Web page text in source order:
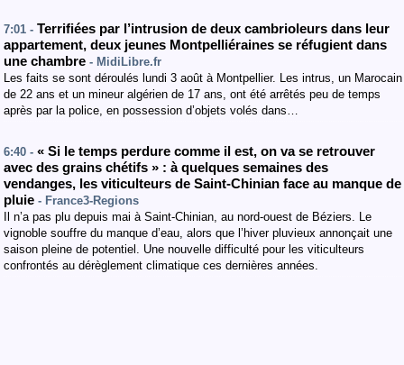
7:01 - Terrifiées par l’intrusion de deux cambrioleurs dans leur
appartement, deux jeunes Montpelliéraines se réfugient dans
une chambre - MidiLibre.fr
Les faits se sont déroulés lundi 3 août à Montpellier. Les intrus, un Marocain
de 22 ans et un mineur algérien de 17 ans, ont été arrêtés peu de temps
après par la police, en possession d’objets volés dans…
6:40 - « Si le temps perdure comme il est, on va se retrouver
avec des grains chétifs » : à quelques semaines des
vendanges, les viticulteurs de Saint-Chinian face au manque de
pluie - France3-Regions
Il n’a pas plu depuis mai à Saint-Chinian, au nord-ouest de Béziers. Le
vignoble souffre du manque d’eau, alors que l’hiver pluvieux annonçait une
saison pleine de potentiel. Une nouvelle difficulté pour les viticulteurs
confrontés au dérèglement climatique ces dernières années.